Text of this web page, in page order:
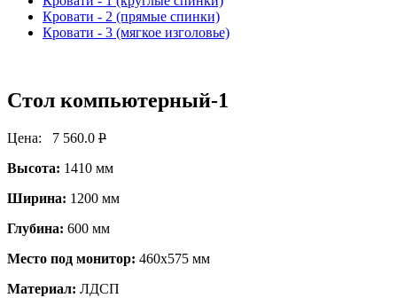
Кровати - 2 (прямые спинки)
Кровати - 3 (мягкое изголовье)
Стол компьютерный-1
Цена: 7 560.0 P
Высота: 1410 мм
Ширина: 1200 мм
Глубина: 600 мм
Место под монитор: 460х575 мм
Материал: ЛДСП